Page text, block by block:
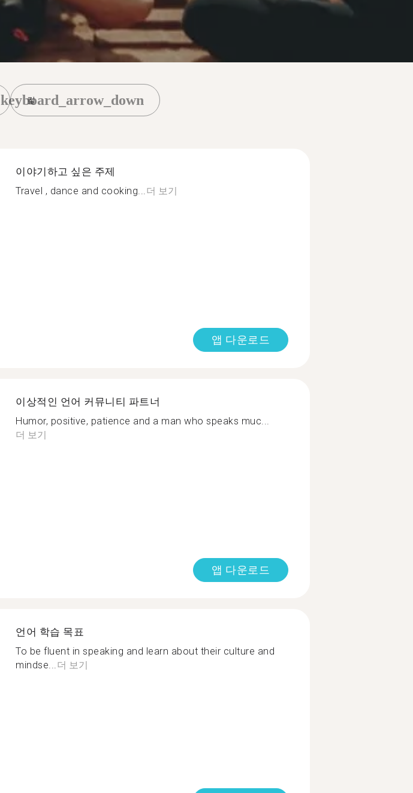
킬
keyboard_arrow_down
이야기하고 싶은 주제
Travel , dance and cooking...더 보기
앱 다운로드
이상적인 언어 커뮤니티 파트너
Humor, positive, patience and a man who speaks muc...
더 보기
앱 다운로드
언어 학습 목표
To be fluent in speaking and learn about their culture and
mindse...더 보기